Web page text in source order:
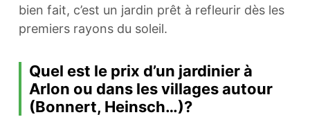
bien fait, c’est un jardin prêt à refleurir dès les
premiers rayons du soleil.
Quel est le prix d’un jardinier à
Arlon ou dans les villages autour
(Bonnert, Heinsch…)?